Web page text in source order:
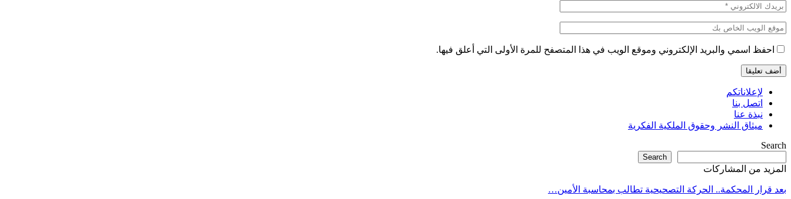
احفظ اسمي والبريد الإلكتروني وموقع الويب في هذا المتصفح للمرة الأولى التي أعلق فيها.
لإعلاناتكم
اتصل بنا
نبذة عنا
ميثاق النشر وحقوق الملكية الفكرية
Search
Search
المزيد من المشاركات
بعد قرار المحكمة.. الحركة التصحيحية تطالب بمحاسبة الأمين…